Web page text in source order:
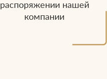
распоряжении нашей
компании